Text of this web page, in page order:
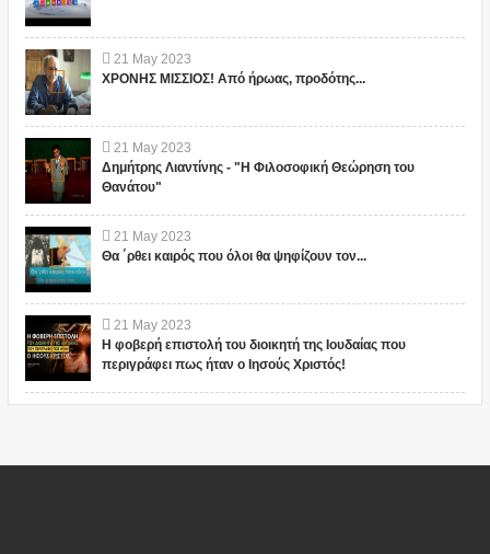
21 May 2023
ΧΡΟΝΗΣ ΜΙΣΣΙΟΣ! Από ήρωας, προδότης...
21 May 2023
Δημήτρης Λιαντίνης - "Η Φιλοσοφική Θεώρηση του
Θανάτου"
21 May 2023
Θα ΄ρθει καιρός που όλοι θα ψηφίζουν τον...
21 May 2023
Η φοβερή επιστολή του διοικητή της Ιουδαίας που
περιγράφει πως ήταν ο Ιησούς Χριστός!